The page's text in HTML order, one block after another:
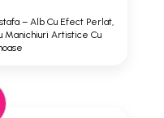
– Alb Cu Efect Perlat,
Manichiuri Artistice Cu